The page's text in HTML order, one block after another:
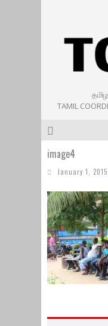
TAMIL
image4
January 1, 2015